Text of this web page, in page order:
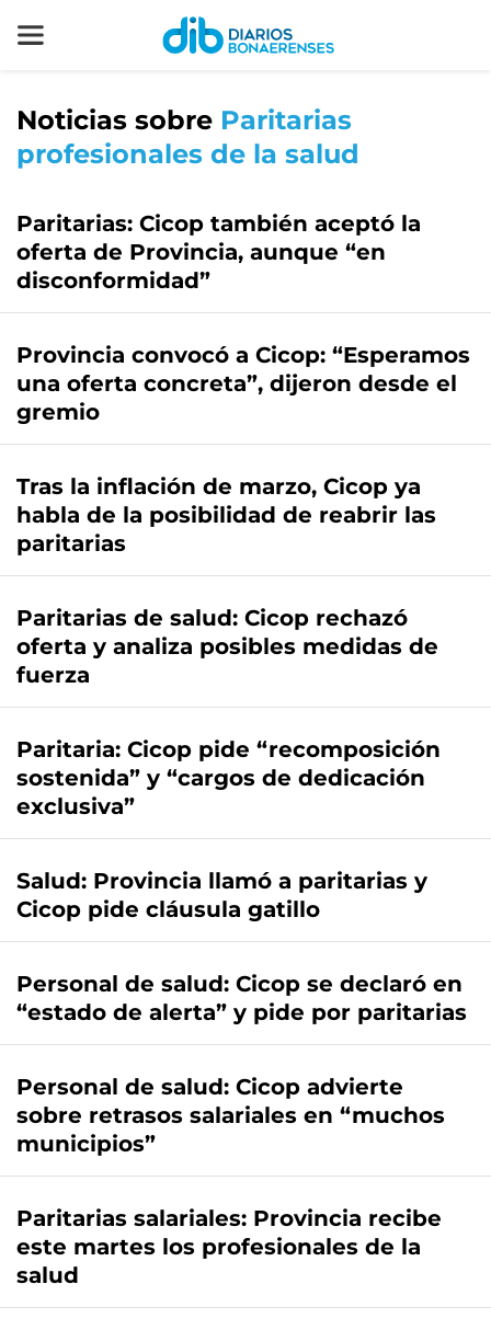
Noticias sobre Paritarias
profesionales de la salud
Paritarias: Cicop también aceptó la
oferta de Provincia, aunque “en
disconformidad”
Provincia convocó a Cicop: “Esperamos
una oferta concreta”, dijeron desde el
gremio
Tras la inflación de marzo, Cicop ya
habla de la posibilidad de reabrir las
paritarias
Paritarias de salud: Cicop rechazó
oferta y analiza posibles medidas de
fuerza
Paritaria: Cicop pide “recomposición
sostenida” y “cargos de dedicación
exclusiva”
Salud: Provincia llamó a paritarias y
Cicop pide cláusula gatillo
Personal de salud: Cicop se declaró en
“estado de alerta” y pide por paritarias
Personal de salud: Cicop advierte
sobre retrasos salariales en “muchos
municipios”
Paritarias salariales: Provincia recibe
este martes los profesionales de la
salud